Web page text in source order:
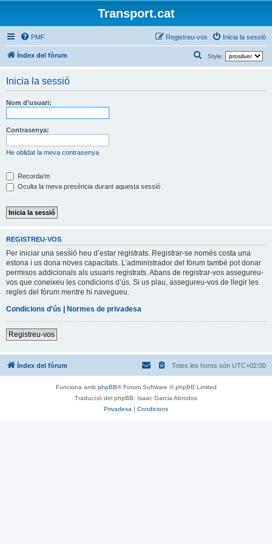
Transport.cat
PMF Inicia la sessió
Registreu-vos
Índex del fòrum Style:
e
Inicia la sessió
Nom d’usuari:
Contrasenya:
He oblidat la meva contrasenya
Recorda’m
Oculta la meva presència durant aquesta sessió
REGISTREU-VOS
Per iniciar una sessió heu d’estar registrats. Registrar-se només costa una
estona i us dona noves capacitats. L’administrador del fòrum també pot donar
permisos addicionals als usuaris registrats. Abans de registrar-vos assegureu-
vos que coneixeu les condicions d’ús. Si us plau, assegureu-vos de llegir les
regles del fòrum mentre hi navegueu.
Condicions d’ús
Normes de privadesa
Registreu-vos
Índex del fòrum Totes les hores són UTC+02:00
Funciona amb phpBB® Forum Software © phpBB Limited
Traducció del phpBB: Isaac Garcia Abrodos
Privadesa
Condicions